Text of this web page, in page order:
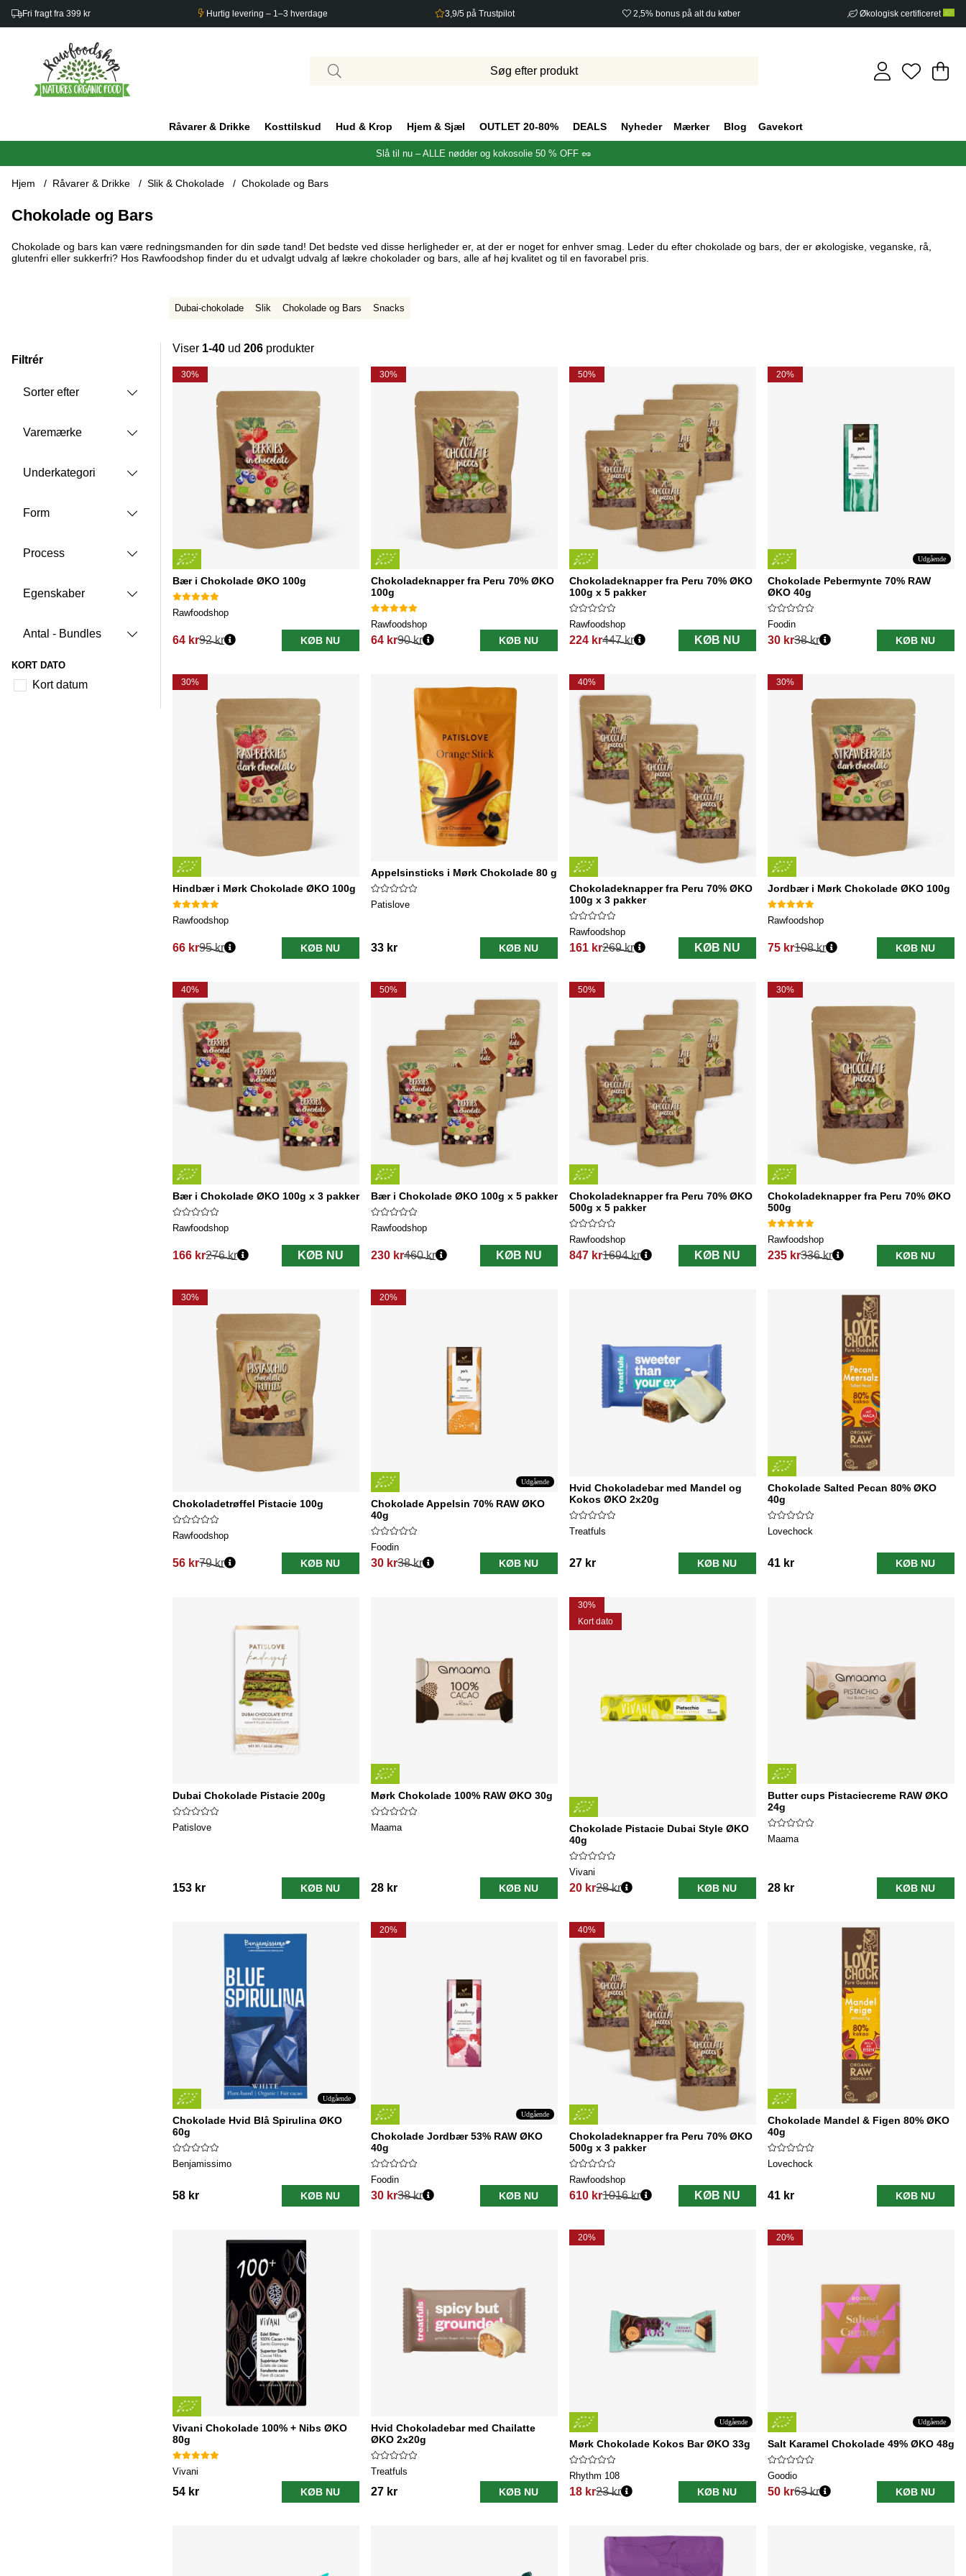
Fri fragt fra 399 kr Hurtig levering – 1–3 hverdage 3,9/5 på Trustpilot 2,5% bonus på alt du køber Økologisk certificeret
.
Råvarer & Drikke Kosttilskud Hud & Krop Hjem & Sjæl OUTLET 20-80% DEALS Nyheder Mærker Blog Gavekort
Slå til nu – ALLE nødder og kokosolie 50 % OFF 🥜
Hjem Råvarer & Drikke Slik & Chokolade Chokolade og Bars
Chokolade og Bars
Chokolade og bars kan være redningsmanden for din søde tand! Det bedste ved disse herligheder er, at der er noget for enhver smag. Leder du efter chokolade og bars, der er økologiske, veganske, rå,
glutenfri eller sukkerfri? Hos Rawfoodshop finder du et udvalgt udvalg af lækre chokolader og bars, alle af høj kvalitet og til en favorabel pris.
Dubai-chokolade Slik Chokolade og Bars Snacks
Filtrér
Sorter efter
Varemærke
Underkategori
Form
Process
Egenskaber
Antal - Bundles
KORT DATO
Kort datum
Viser 1-40 ud 206 produkter
Produkter
30%
Bær i Chokolade ØKO 100g
Rawfoodshop
64 kr
Normalpris:
92 kr KØB NU
30%
Chokoladeknapper fra Peru 70% ØKO
100g
Rawfoodshop
64 kr
Normalpris:
90 kr KØB NU
50%
Chokoladeknapper fra Peru 70% ØKO
100g x 5 pakker
Rawfoodshop
224 kr
Normalpris:
447 kr KØB NU
20%
Udgående
Chokolade Pebermynte 70% RAW
ØKO 40g
Foodin
30 kr
Normalpris:
38 kr KØB NU
30%
Hindbær i Mørk Chokolade ØKO 100g
Rawfoodshop
66 kr
Normalpris:
95 kr KØB NU
Appelsinsticks i Mørk Chokolade 80 g
Patislove
33 kr KØB NU
40%
Chokoladeknapper fra Peru 70% ØKO
100g x 3 pakker
Rawfoodshop
161 kr
Normalpris:
269 kr KØB NU
30%
Jordbær i Mørk Chokolade ØKO 100g
Rawfoodshop
75 kr
Normalpris:
108 kr KØB NU
40%
Bær i Chokolade ØKO 100g x 3 pakker
Rawfoodshop
166 kr
Normalpris:
276 kr KØB NU
50%
Bær i Chokolade ØKO 100g x 5 pakker
Rawfoodshop
230 kr
Normalpris:
460 kr KØB NU
50%
Chokoladeknapper fra Peru 70% ØKO
500g x 5 pakker
Rawfoodshop
847 kr
Normalpris:
1694 kr KØB NU
30%
Chokoladeknapper fra Peru 70% ØKO
500g
Rawfoodshop
235 kr
Normalpris:
336 kr KØB NU
30%
Chokoladetrøffel Pistacie 100g
Rawfoodshop
56 kr
Normalpris:
79 kr KØB NU
20%
Udgående
Chokolade Appelsin 70% RAW ØKO
40g
Foodin
30 kr
Normalpris:
38 kr KØB NU
Hvid Chokoladebar med Mandel og
Kokos ØKO 2x20g
Treatfuls
27 kr KØB NU
Chokolade Salted Pecan 80% ØKO
40g
Lovechock
41 kr KØB NU
Dubai Chokolade Pistacie 200g
Patislove
153 kr KØB NU
Mørk Chokolade 100% RAW ØKO 30g
Maama
28 kr KØB NU
30%
Kort dato
Chokolade Pistacie Dubai Style ØKO
40g
Vivani
20 kr
Normalpris:
28 kr KØB NU
Butter cups Pistaciecreme RAW ØKO
24g
Maama
28 kr KØB NU
Udgående
Chokolade Hvid Blå Spirulina ØKO
60g
Benjamissimo
58 kr KØB NU
20%
Udgående
Chokolade Jordbær 53% RAW ØKO
40g
Foodin
30 kr
Normalpris:
38 kr KØB NU
40%
Chokoladeknapper fra Peru 70% ØKO
500g x 3 pakker
Rawfoodshop
610 kr
Normalpris:
1016 kr KØB NU
Chokolade Mandel & Figen 80% ØKO
40g
Lovechock
41 kr KØB NU
Vivani Chokolade 100% + Nibs ØKO
80g
Vivani
54 kr KØB NU
Hvid Chokoladebar med Chailatte
ØKO 2x20g
Treatfuls
27 kr KØB NU
20%
Udgående
Mørk Chokolade Kokos Bar ØKO 33g
Rhythm 108
18 kr
Normalpris:
23 kr KØB NU
20%
Udgående
Salt Karamel Chokolade 49% ØKO 48g
Goodio
50 kr
Normalpris:
63 kr KØB NU